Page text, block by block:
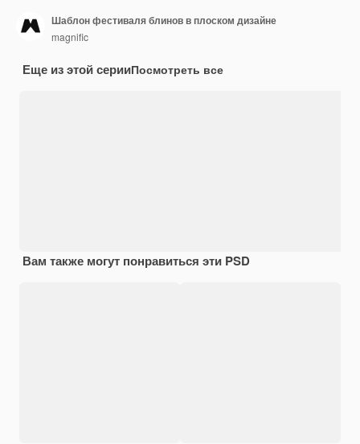
Шаблон фестиваля блинов в плоском дизайне
magnific
Еще из этой серииПосмотреть все
Вам также могут понравиться эти PSD